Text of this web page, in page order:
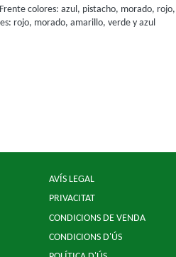
colores: azul, pistacho, morado,
rojo, morado, amarillo, verde y azul
AVÍS LEGAL
PRIVACITAT
CONDICIONS DE VENDA
CONDICIONS D'ÚS